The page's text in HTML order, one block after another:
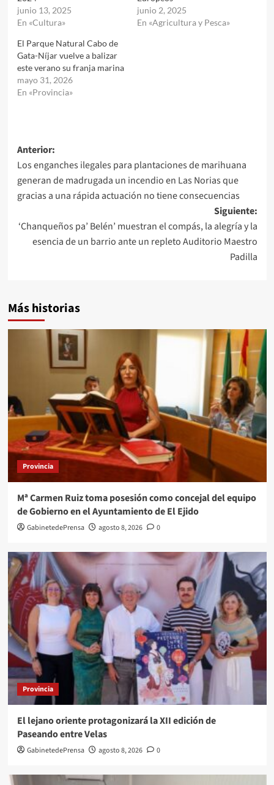
junio 13, 2025
En «Cultura»
junio 2, 2025
En «Agricultura y Pesca»
El Parque Natural Cabo de
Gata-Níjar vuelve a balizar
este verano su franja marina
mayo 31, 2026
En «Provincia»
Navegación
de
entradas
Anterior:
Los enganches ilegales para plantaciones de marihuana
generan de madrugada un incendio en Las Norias que
gracias a una rápida actuación no tiene consecuencias
Siguiente:
‘Chanqueños pa’ Belén’ muestran el compás, la alegría y la
esencia de un barrio ante un repleto Auditorio Maestro
Padilla
Más historias
Provincia
Mª Carmen Ruiz toma posesión como concejal del equipo
de Gobierno en el Ayuntamiento de El Ejido
GabinetedePrensa agosto 8, 2026 0
Provincia
El lejano oriente protagonizará la XII edición de
Paseando entre Velas
GabinetedePrensa agosto 8, 2026 0